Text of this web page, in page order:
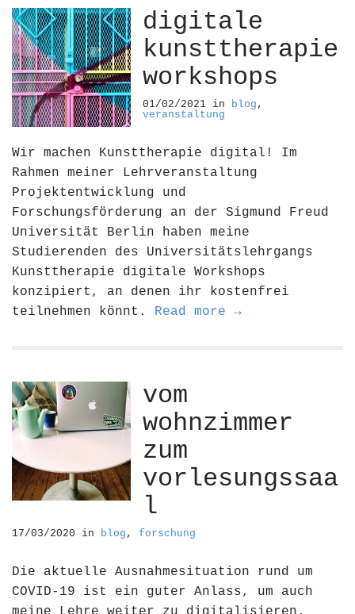
digitale
kunsttherapie
workshops
01/02/2021 in blog ,
veranstaltung
Wir machen Kunsttherapie digital! Im
Rahmen meiner Lehrveranstaltung
Projektentwicklung und
Forschungsförderung an der Sigmund Freud
Universität Berlin haben meine
Studierenden des Universitätslehrgangs
Kunsttherapie digitale Workshops
konzipiert, an denen ihr kostenfrei
teilnehmen könnt. Read more →
vom
wohnzimmer
zum
vorlesungssaa
l
17/03/2020 in blog , forschung
Die aktuelle Ausnahmesituation rund um
COVID-19 ist ein guter Anlass, um auch